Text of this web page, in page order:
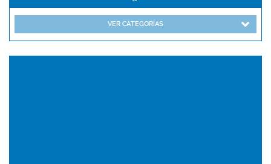
VER CATEGORÍAS